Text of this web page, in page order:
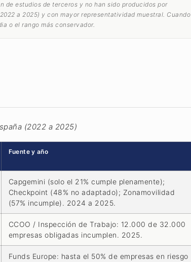
de estudios de terceros y no han sido producidos por
a 2025) y con mayor representatividad muestral. Cuando
o el rango más conservador.
(2022 a 2025)
Fuente y año
Capgemini (solo el 21% cumple plenamente);
Checkpoint (48% no adaptado); Zonamovilidad
(57% incumple). 2024 a 2025.
CCOO / Inspección de Trabajo: 12.000 de 32.000
empresas obligadas incumplen. 2025.
Funds Europe: hasta el 50% de empresas en riesgo